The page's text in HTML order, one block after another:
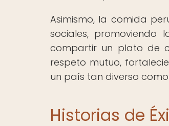
Asimismo, la comida
sociales,
compartir un plato de
respeto mutuo,
un país tan diverso como
Historias de